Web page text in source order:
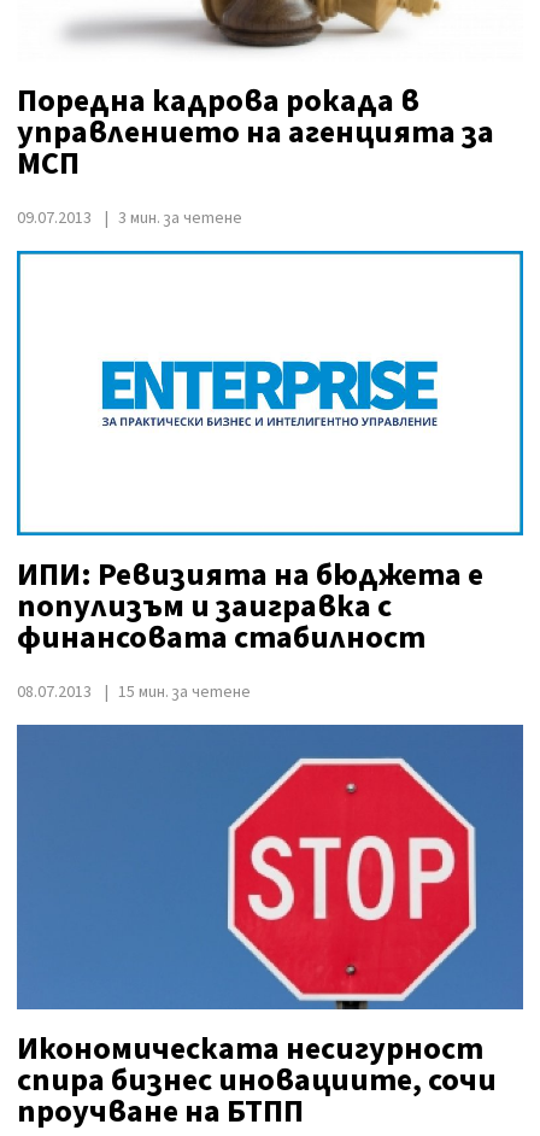
Поредна кадрова рокада в
управлението на агенцията за
МСП
09.07.2013 3 мин. за четене
ИПИ: Ревизията на бюджета е
популизъм и заигравка с
финансовата стабилност
08.07.2013 15 мин. за четене
Икономическата несигурност
спира бизнес иновациите, сочи
проучване на БТПП